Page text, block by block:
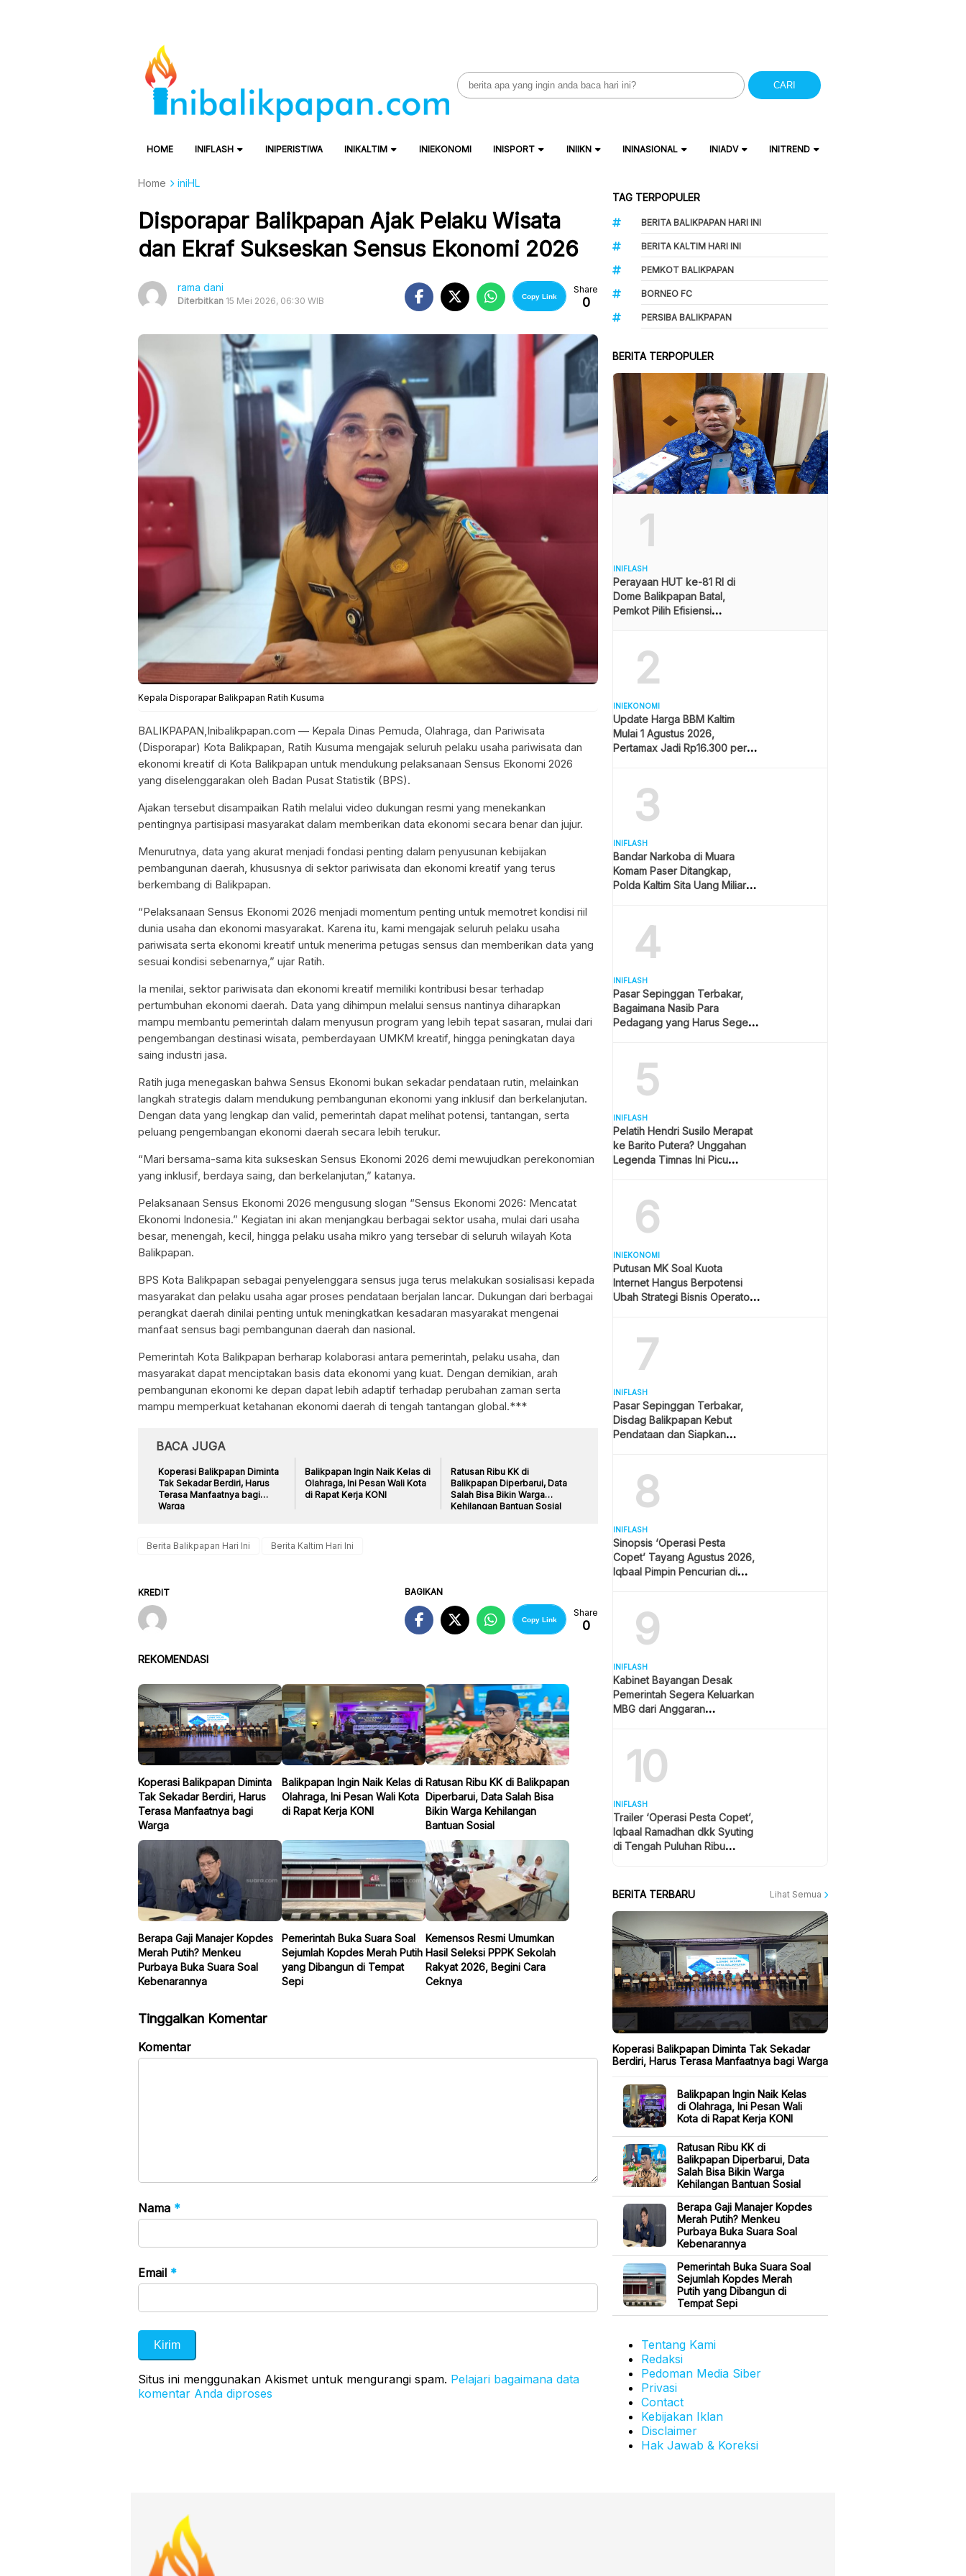
Search
for:
CARI
HOME INIFLASH INIPERISTIWA INIKALTIM INIEKONOMI INISPORT INIIKN ININASIONAL INIADV INITREND
Home iniHL
Disporapar Balikpapan Ajak Pelaku Wisata
dan Ekraf Sukseskan Sensus Ekonomi 2026
rama dani
Diterbitkan 15 Mei 2026, 06:30 WIB Copy Link
Share
0
Kepala Disporapar Balikpapan Ratih Kusuma
BALIKPAPAN,Inibalikpapan.com — Kepala Dinas Pemuda, Olahraga, dan Pariwisata
(Disporapar) Kota Balikpapan, Ratih Kusuma mengajak seluruh pelaku usaha pariwisata dan
ekonomi kreatif di Kota Balikpapan untuk mendukung pelaksanaan Sensus Ekonomi 2026
yang diselenggarakan oleh Badan Pusat Statistik (BPS).
Ajakan tersebut disampaikan Ratih melalui video dukungan resmi yang menekankan
pentingnya partisipasi masyarakat dalam memberikan data ekonomi secara benar dan jujur.
Menurutnya, data yang akurat menjadi fondasi penting dalam penyusunan kebijakan
pembangunan daerah, khususnya di sektor pariwisata dan ekonomi kreatif yang terus
berkembang di Balikpapan.
“Pelaksanaan Sensus Ekonomi 2026 menjadi momentum penting untuk memotret kondisi riil
dunia usaha dan ekonomi masyarakat. Karena itu, kami mengajak seluruh pelaku usaha
pariwisata serta ekonomi kreatif untuk menerima petugas sensus dan memberikan data yang
sesuai kondisi sebenarnya,” ujar Ratih.
Ia menilai, sektor pariwisata dan ekonomi kreatif memiliki kontribusi besar terhadap
pertumbuhan ekonomi daerah. Data yang dihimpun melalui sensus nantinya diharapkan
mampu membantu pemerintah dalam menyusun program yang lebih tepat sasaran, mulai dari
pengembangan destinasi wisata, pemberdayaan UMKM kreatif, hingga peningkatan daya
saing industri jasa.
Ratih juga menegaskan bahwa Sensus Ekonomi bukan sekadar pendataan rutin, melainkan
langkah strategis dalam mendukung pembangunan ekonomi yang inklusif dan berkelanjutan.
Dengan data yang lengkap dan valid, pemerintah dapat melihat potensi, tantangan, serta
peluang pengembangan ekonomi daerah secara lebih terukur.
“Mari bersama-sama kita sukseskan Sensus Ekonomi 2026 demi mewujudkan perekonomian
yang inklusif, berdaya saing, dan berkelanjutan,” katanya.
Pelaksanaan Sensus Ekonomi 2026 mengusung slogan “Sensus Ekonomi 2026: Mencatat
Ekonomi Indonesia.” Kegiatan ini akan menjangkau berbagai sektor usaha, mulai dari usaha
besar, menengah, kecil, hingga pelaku usaha mikro yang tersebar di seluruh wilayah Kota
Balikpapan.
BPS Kota Balikpapan sebagai penyelenggara sensus juga terus melakukan sosialisasi kepada
masyarakat dan pelaku usaha agar proses pendataan berjalan lancar. Dukungan dari berbagai
perangkat daerah dinilai penting untuk meningkatkan kesadaran masyarakat mengenai
manfaat sensus bagi pembangunan daerah dan nasional.
Pemerintah Kota Balikpapan berharap kolaborasi antara pemerintah, pelaku usaha, dan
masyarakat dapat menciptakan basis data ekonomi yang kuat. Dengan demikian, arah
pembangunan ekonomi ke depan dapat lebih adaptif terhadap perubahan zaman serta
mampu memperkuat ketahanan ekonomi daerah di tengah tantangan global.***
BACA JUGA
Koperasi Balikpapan Diminta
Tak Sekadar Berdiri, Harus
Terasa Manfaatnya bagi
Warga
Balikpapan Ingin Naik Kelas di
Olahraga, Ini Pesan Wali Kota
di Rapat Kerja KONI
Ratusan Ribu KK di
Balikpapan Diperbarui, Data
Salah Bisa Bikin Warga
Kehilangan Bantuan Sosial
Berita Balikpapan Hari Ini Berita Kaltim Hari Ini
KREDIT BAGIKAN
Copy Link
Share
0
REKOMENDASI
Koperasi Balikpapan Diminta
Tak Sekadar Berdiri, Harus
Terasa Manfaatnya bagi
Warga
Balikpapan Ingin Naik Kelas di
Olahraga, Ini Pesan Wali Kota
di Rapat Kerja KONI
Ratusan Ribu KK di Balikpapan
Diperbarui, Data Salah Bisa
Bikin Warga Kehilangan
Bantuan Sosial
Berapa Gaji Manajer Kopdes
Merah Putih? Menkeu
Purbaya Buka Suara Soal
Kebenarannya
Pemerintah Buka Suara Soal
Sejumlah Kopdes Merah Putih
yang Dibangun di Tempat
Sepi
Kemensos Resmi Umumkan
Hasil Seleksi PPPK Sekolah
Rakyat 2026, Begini Cara
Ceknya
Tinggalkan Komentar
Komentar
Nama *
Email *
Situs ini menggunakan Akismet untuk mengurangi spam. Pelajari bagaimana data
komentar Anda diproses
TAG TERPOPULER
BERITA BALIKPAPAN HARI INI
BERITA KALTIM HARI INI
PEMKOT BALIKPAPAN
BORNEO FC
PERSIBA BALIKPAPAN
BERITA TERPOPULER
1
INIFLASH
Perayaan HUT ke-81 RI di
Dome Balikpapan Batal,
Pemkot Pilih Efisiensi
2
INIEKONOMI
Update Harga BBM Kaltim
Mulai 1 Agustus 2026,
Pertamax Jadi Rp16.300 per
3
INIFLASH
Bandar Narkoba di Muara
Komam Paser Ditangkap,
Polda Kaltim Sita Uang Miliaran
4
INIFLASH
Pasar Sepinggan Terbakar,
Bagaimana Nasib Para
Pedagang yang Harus Segera
5
INIFLASH
Pelatih Hendri Susilo Merapat
ke Barito Putera? Unggahan
Legenda Timnas Ini Picu
6
INIEKONOMI
Putusan MK Soal Kuota
Internet Hangus Berpotensi
Ubah Strategi Bisnis Operator
7
INIFLASH
Pasar Sepinggan Terbakar,
Disdag Balikpapan Kebut
Pendataan dan Siapkan
8
INIFLASH
Sinopsis ‘Operasi Pesta
Copet’ Tayang Agustus 2026,
Iqbaal Pimpin Pencurian di
9
INIFLASH
Kabinet Bayangan Desak
Pemerintah Segera Keluarkan
MBG dari Anggaran
10
INIFLASH
Trailer ‘Operasi Pesta Copet’,
Iqbaal Ramadhan dkk Syuting
di Tengah Puluhan Ribu
BERITA TERBARU Lihat Semua
Koperasi Balikpapan Diminta Tak Sekadar
Berdiri, Harus Terasa Manfaatnya bagi Warga
Balikpapan Ingin Naik Kelas
di Olahraga, Ini Pesan Wali
Kota di Rapat Kerja KONI
Ratusan Ribu KK di
Balikpapan Diperbarui, Data
Salah Bisa Bikin Warga
Kehilangan Bantuan Sosial
Berapa Gaji Manajer Kopdes
Merah Putih? Menkeu
Purbaya Buka Suara Soal
Kebenarannya
Pemerintah Buka Suara Soal
Sejumlah Kopdes Merah
Putih yang Dibangun di
Tempat Sepi
Tentang Kami
Redaksi
Pedoman Media Siber
Privasi
Contact
Kebijakan Iklan
Disclaimer
Hak Jawab & Koreksi